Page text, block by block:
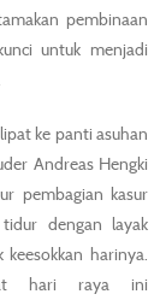
pembinaan
untuk menjadi
ke panti asuhan
Andreas Hengki
pembagian kasur
dengan layak
harinya.
hari raya ini